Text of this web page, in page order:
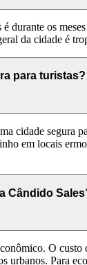
durante os
da cidade é
para turistas?
cidade segura
em locais
Cândido
O custo
urbanos. Para